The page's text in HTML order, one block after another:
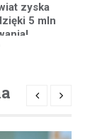
zyska
5 mln